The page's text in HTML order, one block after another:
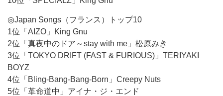
◎Japan Songs（フランス）トップ10
1位「AIZO」King Gnu
2位「真夜中のドア～stay with me」松原みき
3位「TOKYO DRIFT (FAST & FURIOUS)」TERIYAKI
BOYZ
4位「Bling-Bang-Bang-Born」Creepy Nuts
5位「革命道中」アイナ・ジ・エンド